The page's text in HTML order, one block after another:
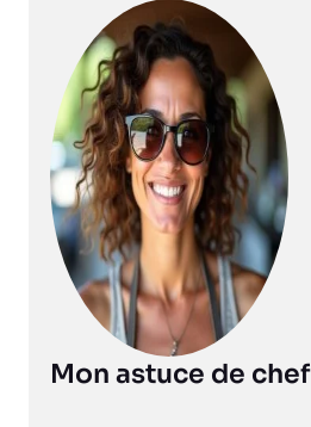
Mon astuce de chef